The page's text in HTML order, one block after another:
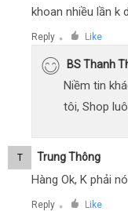
khoan nhiều lần k
Reply ● Like
BS Thanh
Niềm tin
tôi, Shop
T Trung Thông
Hàng Ok, K phải
Reply ● Like